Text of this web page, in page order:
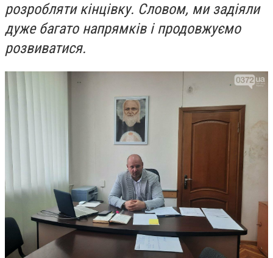
розробляти кінцівку. Словом, ми задіяли
дуже багато напрямків і продовжуємо
розвиватися.